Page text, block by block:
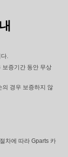
.
보증기간 동안 무상
의 경우 보증하지 않
차에 따라 Gparts 카